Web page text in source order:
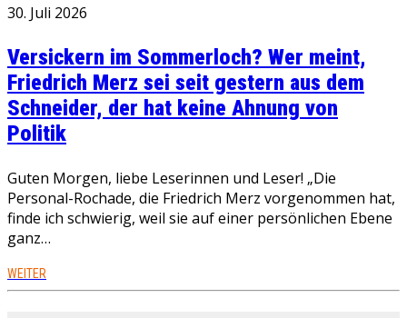
30. Juli 2026
Versickern im Sommerloch? Wer meint,
Friedrich Merz sei seit gestern aus dem
Schneider, der hat keine Ahnung von
Politik
Guten Morgen, liebe Leserinnen und Leser! „Die
Personal-Rochade, die Friedrich Merz vorgenommen hat,
finde ich schwierig, weil sie auf einer persönlichen Ebene
ganz…
WEITER